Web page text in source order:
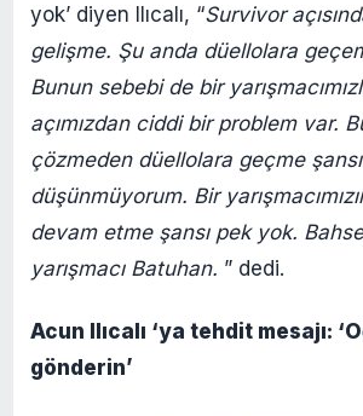
yok’ diyen Ilıcalı, “Survivor
gelişme. Şu anda düellolara
Bunun sebebi de bir
açımızdan ciddi bir problem var.
çözmeden düellolara geçme
düşünmüyorum. Bir
devam etme şansı pek yok.
yarışmacı Batuhan. ” dedi.
Acun Ilıcalı ‘ya tehdit mesajı:
gönderin’